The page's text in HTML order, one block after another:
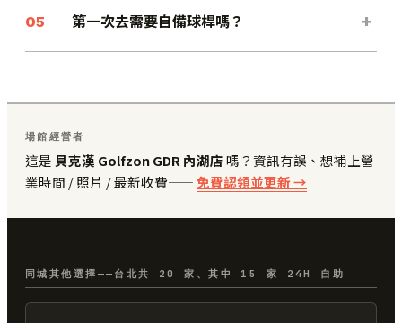
05 第一次去需要自備球桿嗎？ +
場館經營者
這是 貝克漢 Golfzon GDR 內湖店嗎？資訊有誤、想補上營
業時間 / 照片 / 最新收費——免費認領並更新 →
同城其他選擇——台北共 20 家、其中 15 家 24H 自助